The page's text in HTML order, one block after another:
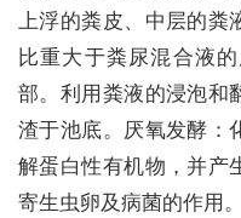
上浮的粪皮、中层的粪
比重大于粪尿混合液
部。利用粪液的浸泡和
渣于池底。厌氧发酵：
解蛋白性有机物，并产
寄生虫卵及病菌的作用。